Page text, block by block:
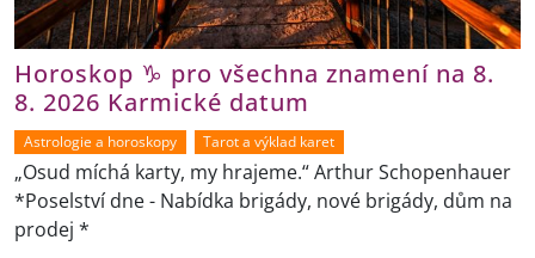
Horoskop ♑ pro všechna znamení na 8.
8. 2026 Karmické datum
Astrologie a horoskopy Tarot a výklad karet
„Osud míchá karty, my hrajeme.“ Arthur Schopenhauer
*Poselství dne - Nabídka brigády, nové brigády, dům na
prodej *